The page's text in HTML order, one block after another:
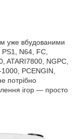
уже вбудованими
N64, FC,
ATARI7800, NGPC,
PCENGIN,
потрібно
ігор — просто